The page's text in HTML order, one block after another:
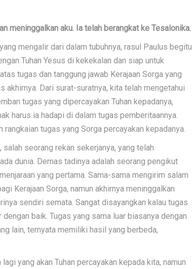
meninggalkan aku. Ia telah berangkat ke Tesalonika.
mengalir dari dalam tubuhnya, rasul Paulus begitu
Tuhan Yesus di kekekalan dan siap untuk
tugas dan tanggung jawab Kerajaan Sorga yang
Dari surat-suratnya, kita telah mengetahui
tugas yang dipercayakan Tuhan kepadanya,
harus ia hadapi di dalam tugas pemberitaannya.
tugas yang Sorga percayakan kepadanya.
seorang rekan sekerjanya, yang telah
dunia. Demas tadinya adalah seorang pengikut
yang pertama. Sama-sama mengirim salam
Kerajaan Sorga, namun akhirnya meninggalkan
sendiri semata. Sangat disayangkan kalau tugas
baik. Tugas yang sama luar biasanya dengan
lain, ternyata memiliki hasil yang berbeda,
yang akan Tuhan percayakan kepada kita, namun